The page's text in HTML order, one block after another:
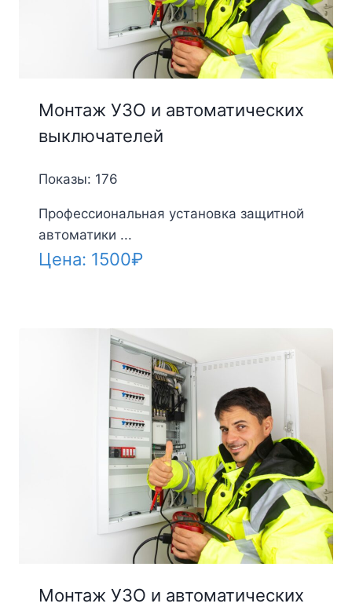
Монтаж УЗО и автоматических
выключателей
Показы: 176
Профессиональная установка защитной
автоматики ...
Цена: 1500₽
Монтаж УЗО и автоматических